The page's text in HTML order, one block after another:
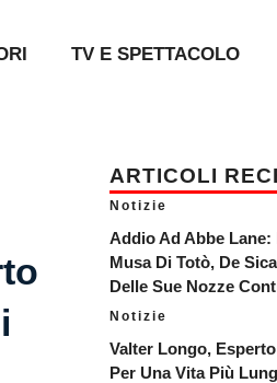
TV E SPETTACOLO
ARTICOLI
Notizie
Addio Ad Abbe Lane:
Musa Di Totò, De
Delle Sue Nozze
Notizie
Valter Longo,
Per Una Vita Più